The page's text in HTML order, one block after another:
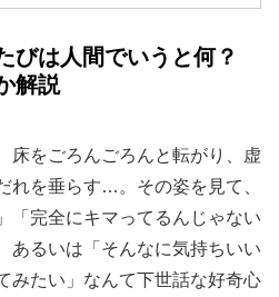
びは人間でいうと何？
解説
床をごろんごろんと転がり、虚
れを垂らす…。その姿を見て、
「完全にキマってるんじゃない
あるいは「そんなに気持ちいい
みたい」なんて下世話な好奇心